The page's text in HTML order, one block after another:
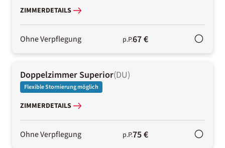
ZIMMERDETAILS
Ohne Verpflegung p.P.67 €
Doppelzimmer Superior(DU)
Flexible Stornierung möglich
ZIMMERDETAILS
Ohne Verpflegung p.P.75 €